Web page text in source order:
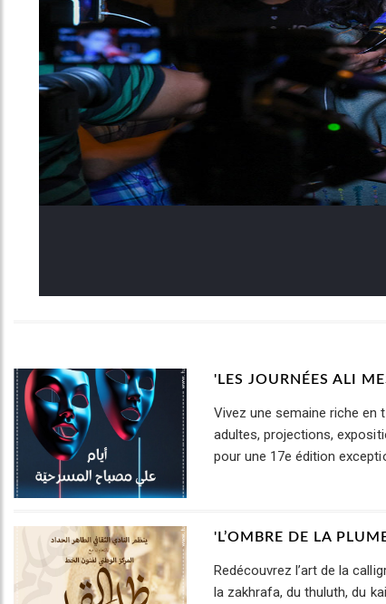
'LES JOURNÉES ALI
Vivez une semaine riche en
adultes, projections,
pour une 17e édition
'L’OMBRE DE LA
Redécouvrez l’art de la
la zakhrafa, du thuluth, du